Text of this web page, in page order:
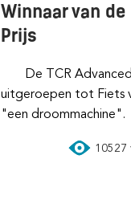
Winnaar van
Prijs
De TCR Advanced SL Disc 0 wegracefiets is
uitgeroepen tot Fiets
"een droommachine".
10527